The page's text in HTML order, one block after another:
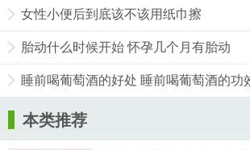
女性小便后到底该不该用纸巾擦
胎动什么时候开始 怀孕几个月有胎动
睡前喝葡萄酒的好处 睡前喝葡萄酒的功
本类推荐